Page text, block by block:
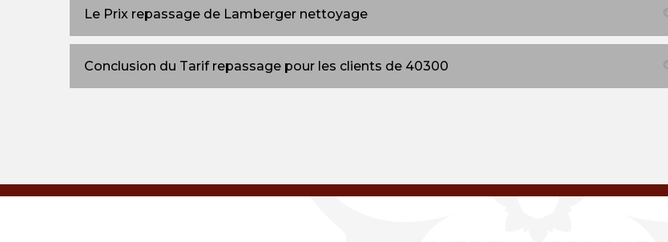
Le Prix repassage de Lamberger nettoyage
Conclusion du Tarif repassage pour les clients de 40300